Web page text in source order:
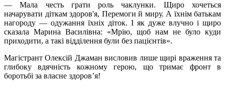
— Мала честь грати роль чаклунки. Щиро хочеться
начарувати діткам здоров'я, Перемоги й миру. А їхнім батькам
нагороду — одужання їхніх діток. І як дуже влучно і щиро
сказала Марина Василівна: «Мрію, щоб нам не було куди
приходити, а такі відділення були без пацієнтів».
Магістрант Олексій Джаман висловив лише щирі враження та
глибоку вдячність кожному герою, що тримає фронт в
боротьбі за власне здоров’я!